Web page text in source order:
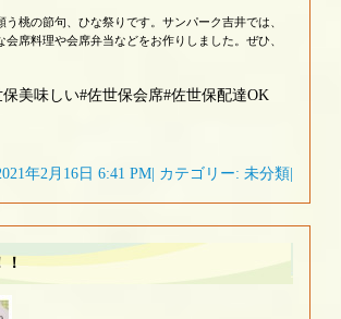
桃の節句、ひな祭りです。サンパーク吉井では、
席料理や会席弁当などをお作りしました。ぜひ、
美味しい#佐世保会席#佐世保配達OK
年2月16日 6:41 PM| カテゴリー: 未分類|
！